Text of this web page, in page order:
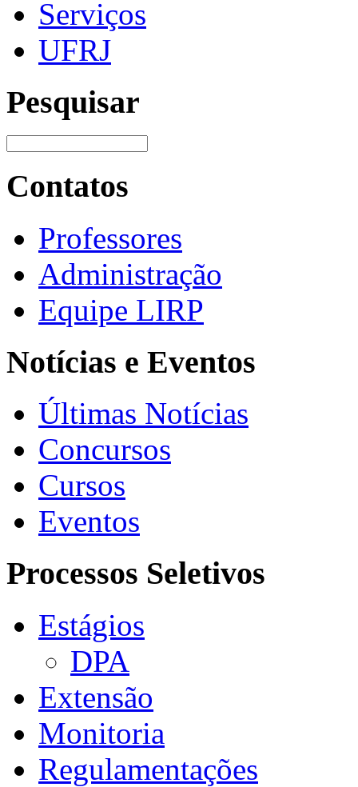
Serviços
UFRJ
Pesquisar
Contatos
Professores
Administração
Equipe LIRP
Notícias e Eventos
Últimas Notícias
Concursos
Cursos
Eventos
Processos Seletivos
Estágios
DPA
Extensão
Monitoria
Regulamentações